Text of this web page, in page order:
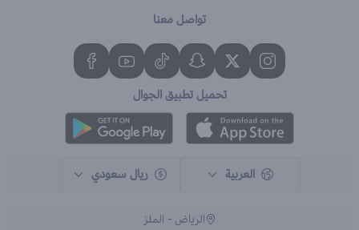
تواصل معنا
تحميل تطبيق الجوال
العربية ريال سعودي
الرياض - الملز